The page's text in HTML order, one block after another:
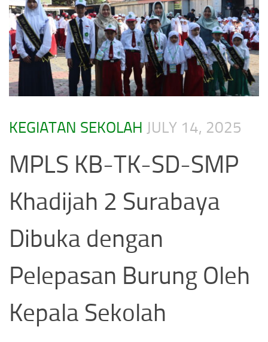
KEGIATAN SEKOLAH JULY 14, 2025
MPLS KB-TK-SD-SMP
Khadijah 2 Surabaya
Dibuka dengan
Pelepasan Burung Oleh
Kepala Sekolah